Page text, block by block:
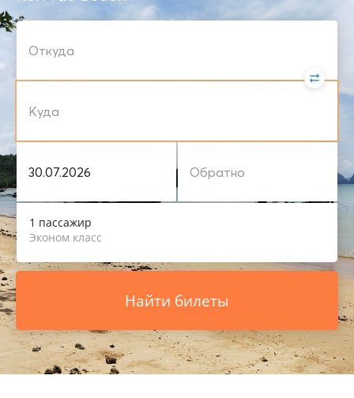
1 пассажир
Эконом класс
Найти билеты